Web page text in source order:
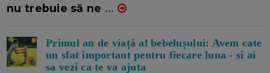
nu trebuie să ne ...
Primul an de viață al bebelușului: Avem cate
un sfat important pentru fiecare luna - si ai
sa vezi ca te va ajuta